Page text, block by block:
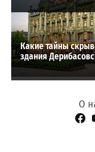
Какие тайны
здания
О